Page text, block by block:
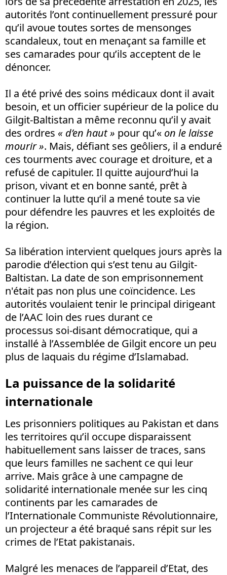
autorités l’ont continuellement pressuré pour
qu’il avoue toutes sortes de mensonges
scandaleux, tout en menaçant sa famille et
ses camarades pour qu’ils acceptent de le
dénoncer.
Il a été privé des soins médicaux dont il avait
besoin, et un officier supérieur de la police du
Gilgit-Baltistan a même reconnu qu’il y avait
des ordres « d’en haut » pour qu’« on le laisse
mourir ». Mais, défiant ses geôliers, il a enduré
ces tourments avec courage et droiture, et a
refusé de capituler. Il quitte aujourd’hui la
prison, vivant et en bonne santé, prêt à
continuer la lutte qu’il a mené toute sa vie
pour défendre les pauvres et les exploités de
la région.
Sa libération intervient quelques jours après la
parodie d’élection qui s’est tenu au Gilgit-
Baltistan. La date de son emprisonnement
n'était pas non plus une coïncidence. Les
autorités voulaient tenir le principal dirigeant
de l’AAC loin des rues durant ce
processus soi-disant démocratique, qui a
installé à l’Assemblée de Gilgit encore un peu
plus de laquais du régime d’Islamabad.
La puissance de la solidarité
internationale
Les prisonniers politiques au Pakistan et dans
les territoires qu’il occupe disparaissent
habituellement sans laisser de traces, sans
que leurs familles ne sachent ce qui leur
arrive. Mais grâce à une campagne de
solidarité internationale menée sur les cinq
continents par les camarades de
l’Internationale Communiste Révolutionnaire,
un projecteur a été braqué sans répit sur les
crimes de l’Etat pakistanais.
Malgré les menaces de l’appareil d’Etat, des